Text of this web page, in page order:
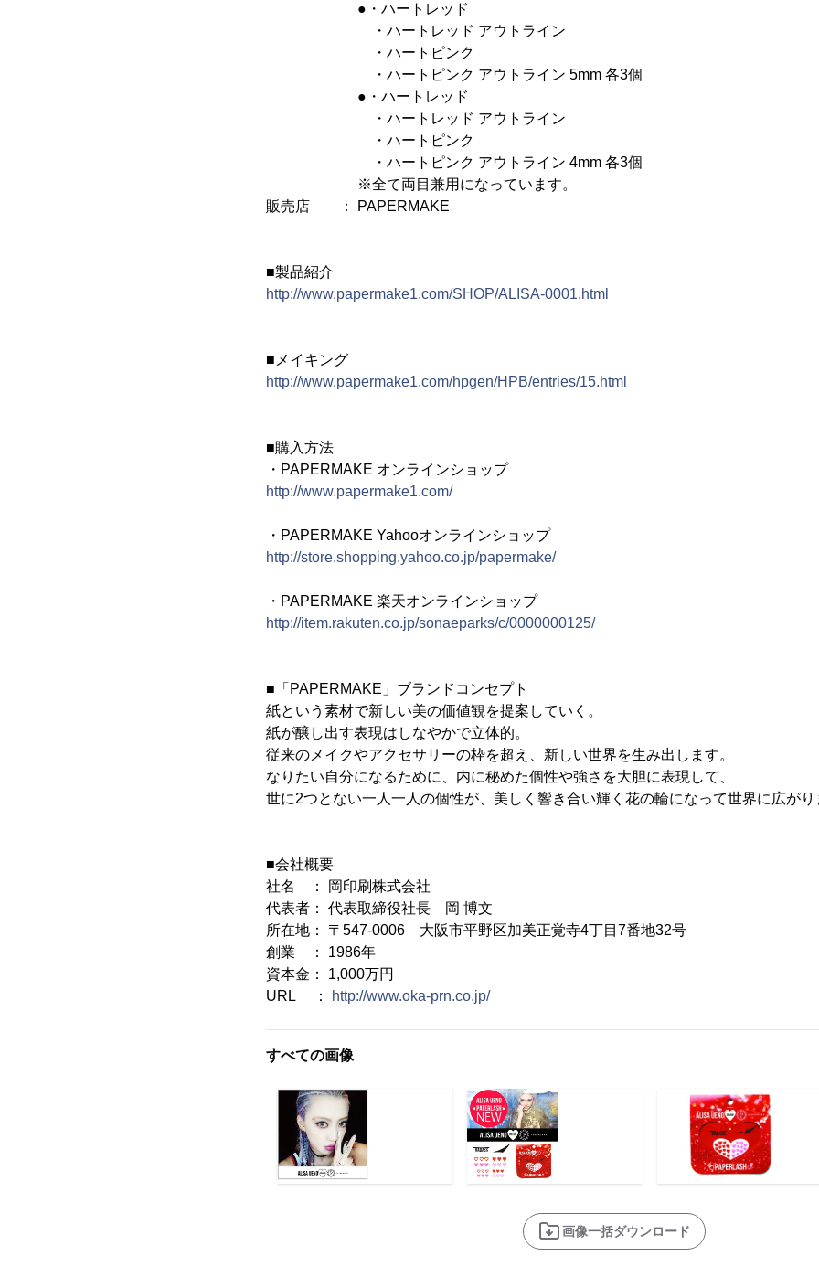
●・ハートレッド
・ハートレッド アウトライン
・ハートピンク
・ハートピンク アウトライン 5mm 各3個
●・ハートレッド
・ハートレッド アウトライン
・ハートピンク
・ハートピンク アウトライン 4mm 各3個
※全て両目兼用になっています。
販売店 ： PAPERMAKE
■製品紹介
http://www.papermake1.com/SHOP/ALISA-0001.html
■メイキング
http://www.papermake1.com/hpgen/HPB/entries/15.html
■購入方法
・PAPERMAKE オンラインショップ
http://www.papermake1.com/
・PAPERMAKE Yahooオンラインショップ
http://store.shopping.yahoo.co.jp/papermake/
・PAPERMAKE 楽天オンラインショップ
http://item.rakuten.co.jp/sonaeparks/c/0000000125/
■「PAPERMAKE」ブランドコンセプト
紙という素材で新しい美の価値観を提案していく。
紙が醸し出す表現はしなやかで立体的。
従来のメイクやアクセサリーの枠を超え、新しい世界を生み出します。
なりたい自分になるために、内に秘めた個性や強さを大胆に表現して、
世に2つとない一人一人の個性が、美しく響き合い輝く花の輪になって世界に広がり
■会社概要
社名 ： 岡印刷株式会社
代表者： 代表取締役社長 岡 博文
所在地： 〒547-0006 大阪市平野区加美正覚寺4丁目7番地32号
創業 ： 1986年
資本金： 1,000万円
URL ：
http://www.oka-prn.co.jp/
すべての画像
画像一括ダウンロード